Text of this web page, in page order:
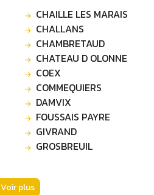
CHAILLE LES MARAIS
CHALLANS
CHAMBRETAUD
CHATEAU D OLONNE
COEX
COMMEQUIERS
DAMVIX
FOUSSAIS PAYRE
GIVRAND
GROSBREUIL
Voir plus